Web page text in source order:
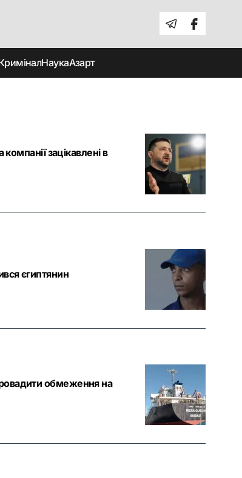
НаукаАзарт
зацікавлені в
єгиптянин
обмеження на